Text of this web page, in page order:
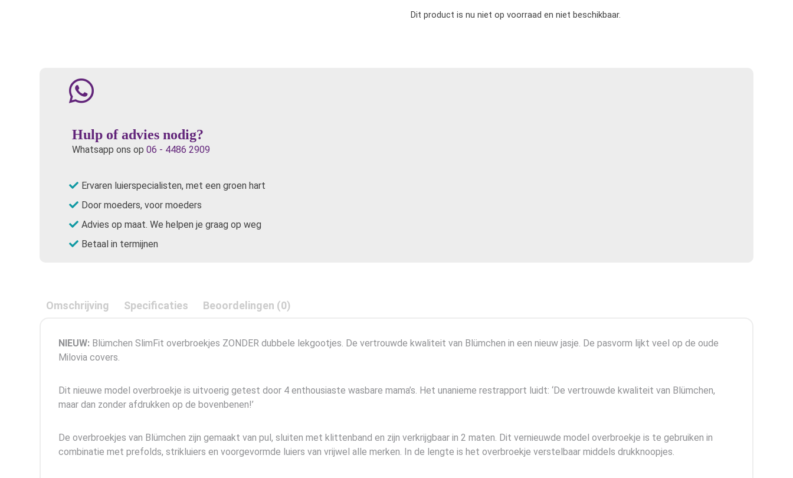
Dit product is nu niet op voorraad en niet beschikbaar.
Hulp of advies nodig?
Whatsapp ons op 06 - 4486 2909
Ervaren luierspecialisten, met een groen hart
Door moeders, voor moeders
Advies op maat. We helpen je graag op weg
Betaal in termijnen
Omschrijving Specificaties Beoordelingen (0)
NIEUW: Blümchen SlimFit overbroekjes ZONDER dubbele lekgootjes. De vertrouwde kwaliteit van Blümchen in een nieuw jasje. De pasvorm lijkt veel op de oude
Milovia covers.
Dit nieuwe model overbroekje is uitvoerig getest door 4 enthousiaste wasbare mama’s. Het unanieme restrapport luidt: ‘De vertrouwde kwaliteit van Blümchen,
maar dan zonder afdrukken op de bovenbenen!’
De overbroekjes van Blümchen zijn gemaakt van pul, sluiten met klittenband en zijn verkrijgbaar in 2 maten. Dit vernieuwde model overbroekje is te gebruiken in
combinatie met prefolds, strikluiers en voorgevormde luiers van vrijwel alle merken. In de lengte is het overbroekje verstelbaar middels drukknoopjes.